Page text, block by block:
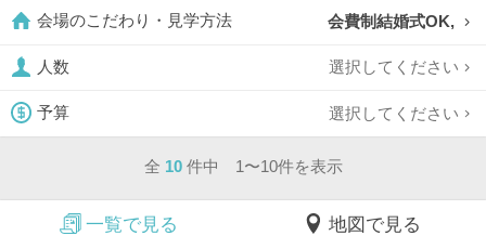
会場のこだわり・見学方法 会費制結婚式OK,
人数 選択してください
予算 選択してください
全 10 件中 1〜10件を表示
一覧で見る 地図で見る